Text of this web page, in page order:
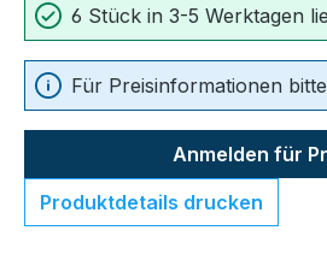
6 Stück in 3-5 Werktagen
Für Preisinformationen
Anmelden für
Produktdetails drucken